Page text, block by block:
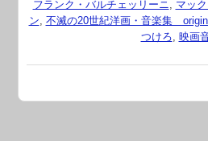
フランク・バルチェッリーニ, マッ
ン, 不滅の20世紀洋画・音楽集
つけろ, 映画